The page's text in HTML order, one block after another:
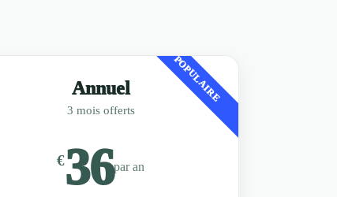
POPULAIRE
Annuel
3 mois offerts
€36par an